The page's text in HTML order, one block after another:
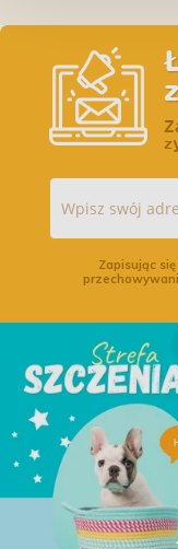
Zapisując